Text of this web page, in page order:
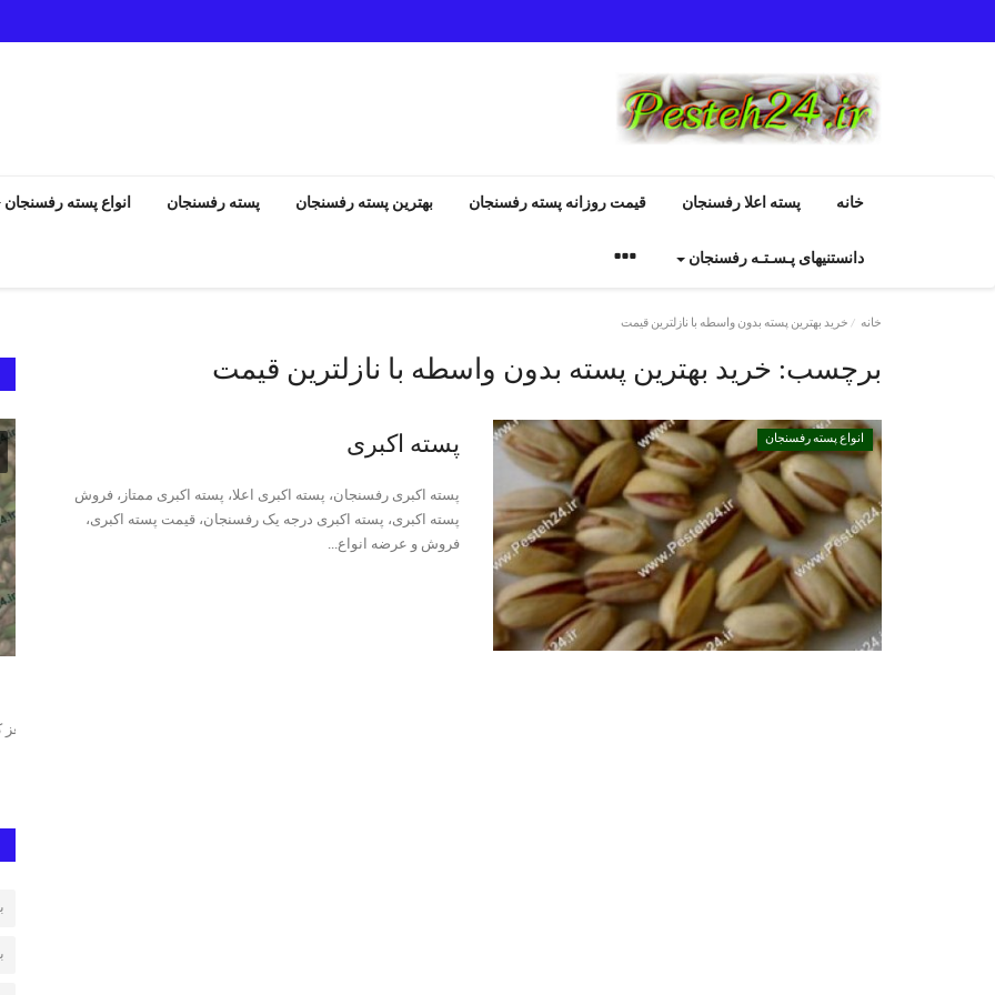
خانه پسته اعلا رفسنجان قیمت روزانه پسته رفسنجان بهترین پسته رفسنجان پسته رفسنجان انواع پسته رفسنجان
دانستنیهای پـسـتـه رفسنجان
خانه خرید بهترین پسته بدون واسطه با نازلترین قیمت
برچسب: خرید بهترین پسته بدون واسطه با نازلترین قیمت
انواع پسته رفسنجان پسته اکبری
پسته اکبری رفسنجان، پسته اکبری اعلا، پسته اکبری ممتاز، فروش
پسته اکبری، پسته اکبری درجه یک رفسنجان، قیمت پسته اکبری،
فروش و عرضه انواع...
انواع پسته رفسنجان انواع پسته رفسنجان